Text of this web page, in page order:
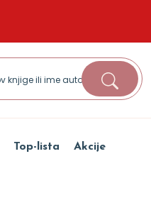
Top-lista Akcije